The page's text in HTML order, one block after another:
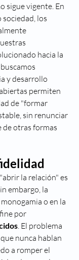
sigue vigente. En
los
hacia la
y desarrollo
permiten
de "formar
sin renunciar
de otras formas
la relación" es
embargo, la
o en la
por
. El problema
nunca hablan
a romper el